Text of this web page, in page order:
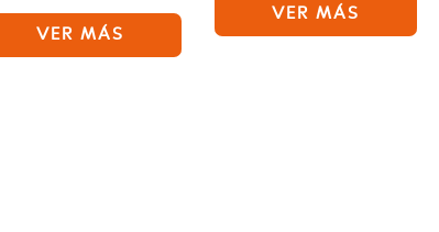
VER MÁS
VER MÁS